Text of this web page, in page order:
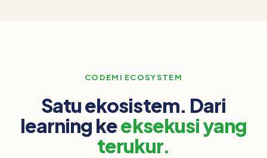
CODEMI ECOSYSTEM
Satu ekosistem. Dari
learning keeksekusi yang
terukur.